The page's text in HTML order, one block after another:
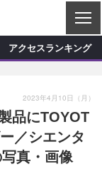
C
L
S
ップ訪問記
カー製作記
イズ新製品情報
ズ新製品情報
アクセスランキング
品にTOYOT
／シエンタ
真・画像
2023年4月10日（月）